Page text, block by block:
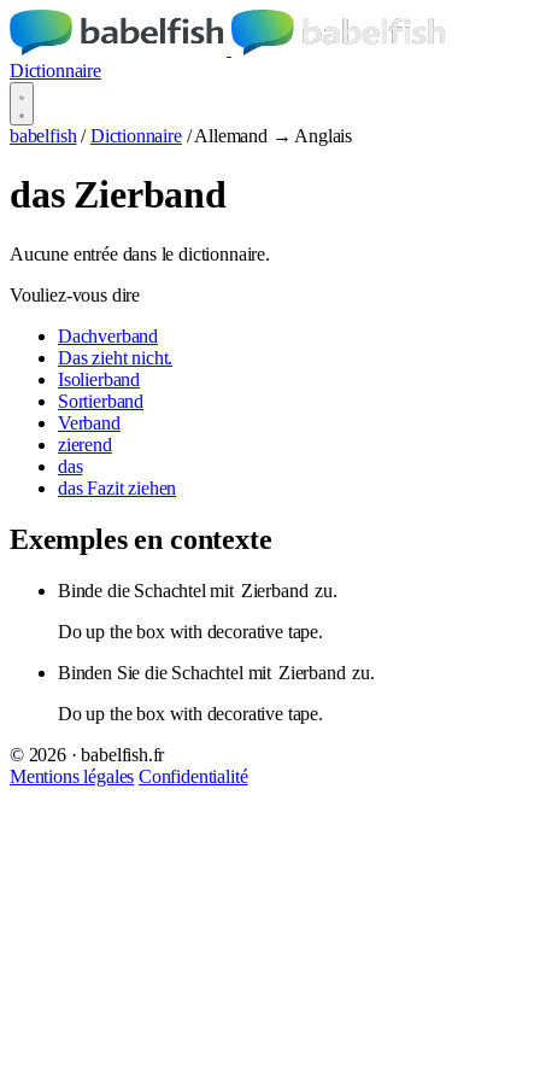
Dictionnaire
babelfish / Dictionnaire / Allemand → Anglais
das Zierband
Aucune entrée dans le dictionnaire.
Vouliez-vous dire
Dachverband
Das zieht nicht.
Isolierband
Sortierband
Verband
zierend
das
das Fazit ziehen
Exemples en contexte
Binde die Schachtel mit Zierband zu.
Do up the box with decorative tape.
Binden Sie die Schachtel mit Zierband zu.
Do up the box with decorative tape.
© 2026 · babelfish.fr
Mentions légales Confidentialité